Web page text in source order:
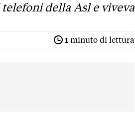
della Asl e viveva
1 minuto di lettura